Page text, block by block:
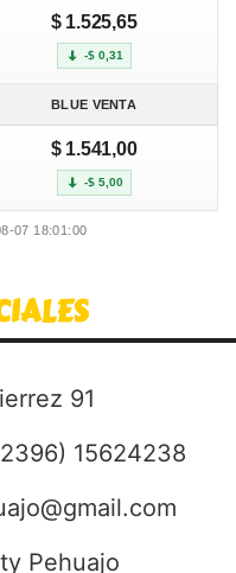
$ 1.525,65
-$ 0,31
BLUE VENTA
$ 1.541,00
-$ 5,00
07 18:01:00
91
15624238
Pehuajo